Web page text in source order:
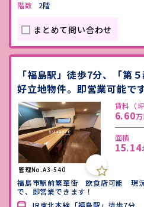
階数 2階
まとめて問い合わせ
「福島駅」徒歩7分、「第
好立地物件。即営業可能です
管理No.A3-540
賃料（
6.60
面積
15.14
福島市駅前繁華街 飲食店可能 現
で、即営業できます！
JR東北本線「福島駅」徒歩7分